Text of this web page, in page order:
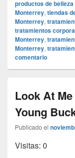
productos de
Monterrey, tiendas
Monterrey,
tratamientos
Monterrey,
Monterrey,
comentario
Look At
Young
Publicado el
Visitas: 0